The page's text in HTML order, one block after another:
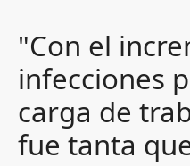
"Con el
infecciones
carga de
fue tanta